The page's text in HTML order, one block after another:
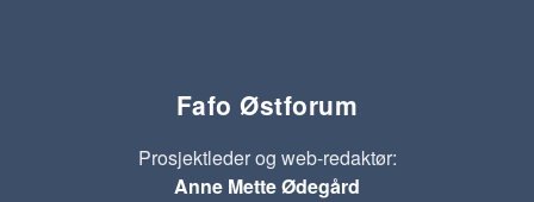
Fafo Østforum
Prosjektleder og web-redaktør:
Anne Mette Ødegård